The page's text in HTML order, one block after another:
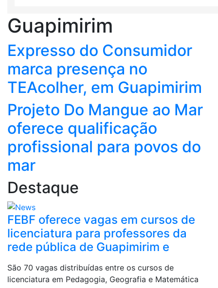
Guapimirim
Expresso do Consumidor
marca presença no
TEAcolher, em Guapimirim
Projeto Do Mangue ao Mar
oferece qualificação
profissional para povos do
mar
Destaque
FEBF oferece vagas em cursos de
licenciatura para professores da
rede pública de Guapimirim e
São 70 vagas distribuídas entre os cursos de
licenciatura em Pedagogia, Geografia e Matemática